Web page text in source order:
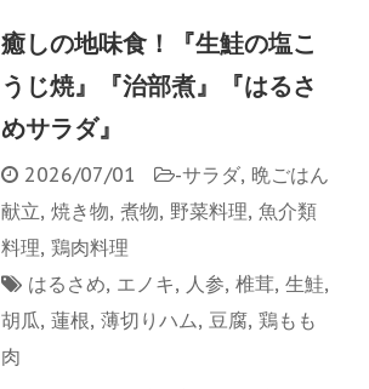
癒しの地味食！『生鮭の塩こ
うじ焼』『治部煮』『はるさ
めサラダ』
2026/07/01 -サラダ, 晩ごはん
献立, 焼き物, 煮物, 野菜料理, 魚介類
料理, 鶏肉料理
はるさめ, エノキ, 人参, 椎茸, 生鮭,
胡瓜, 蓮根, 薄切りハム, 豆腐, 鶏もも
肉